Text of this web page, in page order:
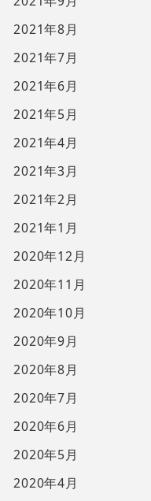
2021年8月
2021年7月
2021年6月
2021年5月
2021年4月
2021年3月
2021年2月
2021年1月
2020年12月
2020年11月
2020年10月
2020年9月
2020年8月
2020年7月
2020年6月
2020年5月
2020年4月